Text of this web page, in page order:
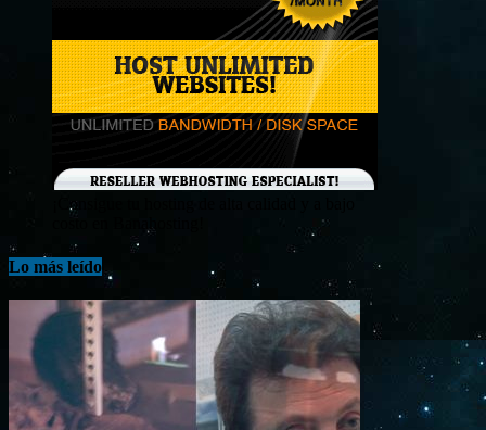
¡Consigue tu hosting de alta calidad y a bajo
Lo más leído